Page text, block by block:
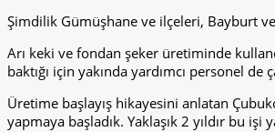
Şimdilik Gümüşhane ve ilçeleri, Bayburt
Arı keki ve fondan şeker üretiminde
baktığı için yakında yardımcı personel de
Üretime başlayış hikayesini anlatan
yapmaya başladık. Yaklaşık 2 yıldır bu